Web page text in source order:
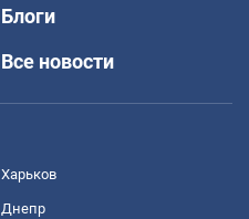
Блоги
Все новости
Харьков
Днепр